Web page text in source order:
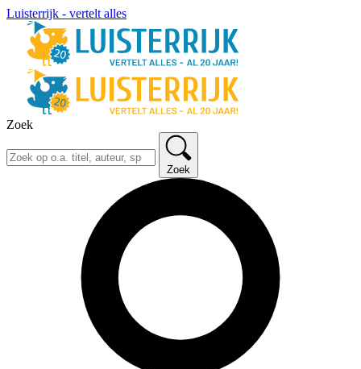
Luisterrijk - vertelt alles
Zoek
Zoek